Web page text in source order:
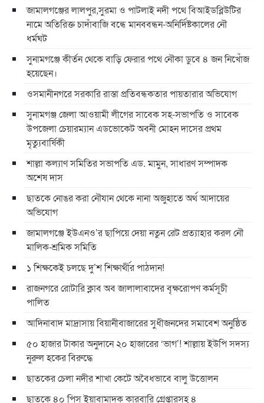
জামালগঞ্জের লালপুর,সুরমা ও পাটলাই নদী পথে বিআইডব্লিউটির
নামে অতিরিক্ত চাদাঁবাজি বন্ধে মানববন্ধন-অনির্দিষ্টকালের নৌ
ধর্মঘট
সুনামগঞ্জে কীর্তন থেকে বাড়ি ফেরার পথে নৌকা ডুবে ৪ জন নিখোঁজ
হয়েছেন।
ওসমানীনগরে সরকারি রাস্তা প্রতিবন্ধকতার পায়তারার অভিযোগ
সুনামগঞ্জ জেলা আওয়ামী লীগের সাবেক সহ-সভাপতি ও সাবেক
উপজেলা চেয়ারম্যান এডভোকেট অবনী মোহন দাসের প্রথম
মৃত্যুবার্ষিকী
শাল্লা কল্যাণ সমিতির সভাপতি এড. মামুন, সাধারণ সম্পাদক
অশেষ দাস
ছাতকে নোঙর করা নৌযান থেকে নানা অজুহাতে অর্থ আদায়ের
অভিযোগ
জামালগঞ্জে ইউএনও’র ছাপিয়ে দেয়া নতুন রেট প্রত্যাহার করল নৌ
মালিক-শ্রমিক সমিতি
১ শিক্ষকেই চলছে দু’শ শিক্ষার্থীর পাঠদান!
রাজনগরে রোটারি ক্লাব অব জালালাবাদের বৃক্ষরোপণ কর্মসূচী
পালিত
আদিনাবাদ মাদ্রাসায় বিয়ানীবাজারের সুধীজনদের সমাবেশ অনুষ্ঠিত
৫০ হাজার টাকার অনুদানে ২০ হাজারের ‘ভাগ’! শাল্লায় ইউপি সদস্য
নুরুল হকের বিরুদ্ধে
ছাতকের চেলা নদীর শাখা কেটে অবৈধভাবে বালু উত্তোলন
ছাতকে ৪০ পিস ইয়াবামাদক কারবারি গ্রেপ্তারসহ ৪